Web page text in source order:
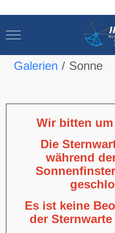
Mobile Menu Toggle
Galerien Sonne
Wir bitten
Die
während
Es ist keine
der